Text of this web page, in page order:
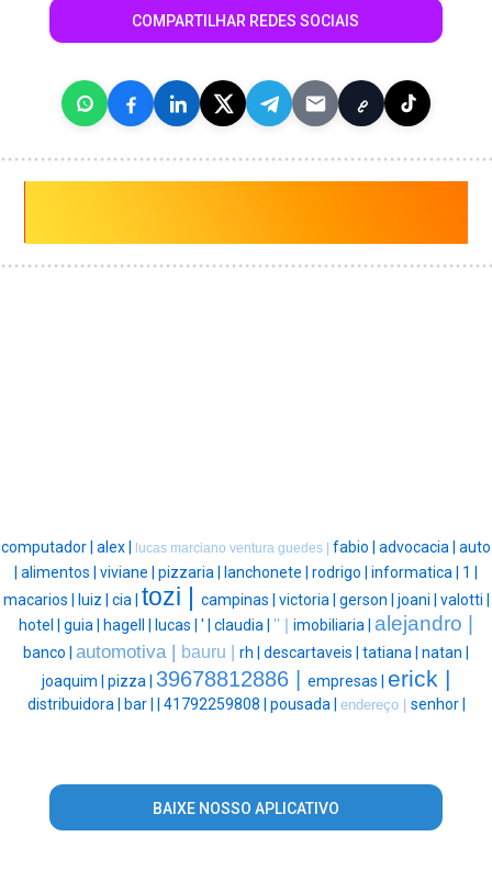
COMPARTILHAR REDES SOCIAIS
computador | alex | lucas marciano ventura guedes | fabio | advocacia | auto
alimentos | viviane | pizzaria | lanchonete | rodrigo | informatica | 1 |
macarios |
luiz | cia | tozi | campinas | victoria | gerson | joani | valotti |
hotel | guia | hagell | lucas | ' | claudia | '' | imobiliaria | alejandro |
banco | automotiva | bauru | rh | descartaveis | tatiana | natan |
joaquim | pizza | 39678812886 | empresas | erick |
distribuidora | bar | 41792259808 | pousada | endereço | senhor |
BAIXE NOSSO APLICATIVO